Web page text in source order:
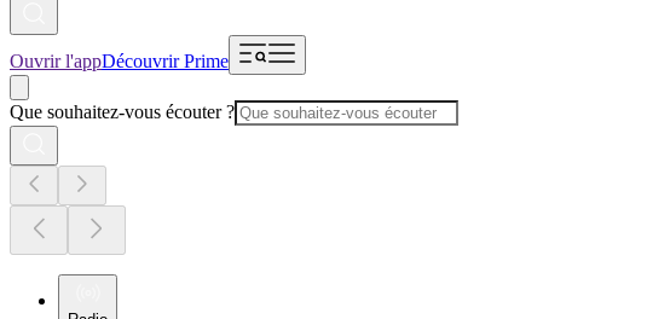
Ouvrir l'appDécouvrir Prime
Que souhaitez-vous écouter ?